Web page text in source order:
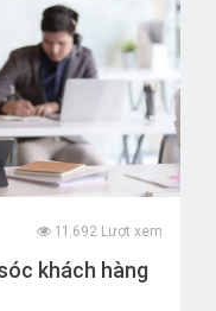
11.692 Lượt xem
khách hàng